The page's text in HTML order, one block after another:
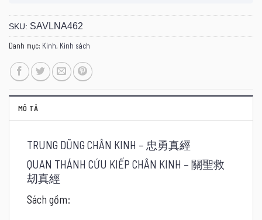
SKU: SAVLNA462
Danh mục: Kinh, Kinh sách
MÔ TẢ
TRUNG DŨNG CHÂN KINH – 忠勇真經
QUAN THÁNH CỨU KIẾP CHÂN KINH – 關聖救
刼真經
Sách gồm: